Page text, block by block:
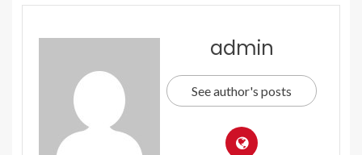
admin
See author's posts